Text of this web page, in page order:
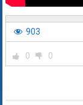
903
0 0